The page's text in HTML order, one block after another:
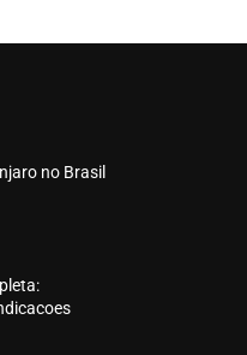
no Brasil